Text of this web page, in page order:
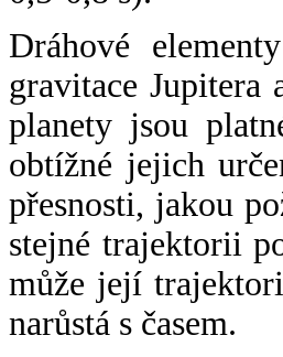
Dráhové
gravitace Jupitera
planety jsou
obtížné jejich
přesnosti, jakou
stejné trajektorii
může její
narůstá s časem.